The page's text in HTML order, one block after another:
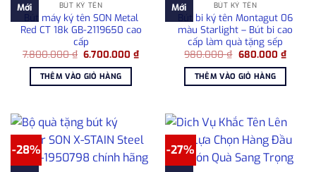
Mới BÚT KÝ TÊN
Bút máy ký tên SON Metal
Red CT 18k GB-2119650 cao
cấp
7.800.000₫ Giá
là:
7.800.000 ₫.
6.700.000₫Giá
hiện
6.700.000 ₫.
THÊM VÀO GIỎ HÀNG
Mới BÚT KÝ TÊN
Bút bi ký tên Montagut 06
màu Starlight – Bút bi cao
cấp làm quà tặng sếp
980.000₫ Giá
là:
980.000 ₫.
680.000 ₫Giá
hiện
THÊM VÀO GIỎ HÀNG
-28% -27%